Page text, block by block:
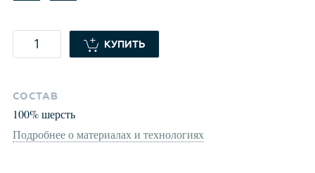
КУПИТЬ
СОСТАВ
100%шерсть
Подробнее о материалах и технологиях